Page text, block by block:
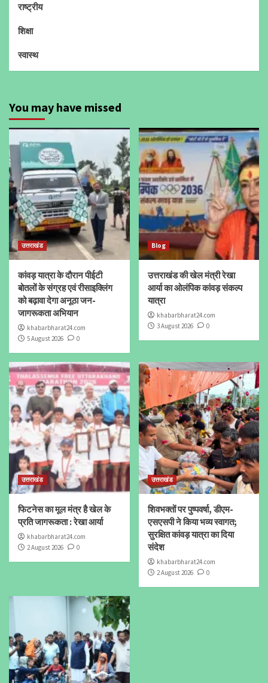
राष्ट्रीय
शिक्षा
स्वास्थ
You may have missed
उत्तराखंड
कांवड़ यात्रा के दौरान पीईटी
बोतलों के संग्रह एवं रीसाइक्लिंग
को बढ़ावा देगा अनूठा जन-
जागरूकता अभियान
khabarbharat24.com
5 August 2026
0
Blog
उत्तराखंड की खेल मंत्री रेखा
आर्या का ओलंपिक कांवड़ संकल्प
यात्रा
khabarbharat24.com
3 August 2026
0
उत्तराखंड
फिटनेस का मूल मंत्र है खेल के
प्रति जागरूकता : रेखा आर्या
khabarbharat24.com
2 August 2026
0
उत्तराखंड
शिवभक्तों पर पुष्पवर्षा, डीएम-
एसएसपी ने किया भव्य स्वागत;
सुरक्षित कांवड़ यात्रा का दिया
संदेश
khabarbharat24.com
2 August 2026
0